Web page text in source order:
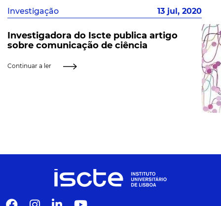
Investigação 13 jul, 2020
Investigadora do Iscte publica artigo
sobre comunicação de ciência
Continuar a ler